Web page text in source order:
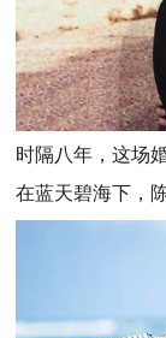
时隔八年，这场
在蓝天碧海下，